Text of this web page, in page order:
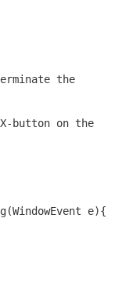
the
button on the
e){